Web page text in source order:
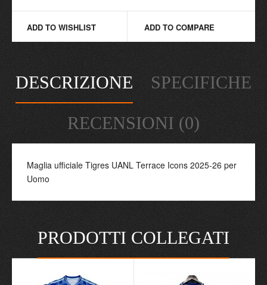
ADD TO WISHLIST ADD TO COMPARE
DESCRIZIONE SPECIFICHE
RECENSIONI (0)
Maglia ufficiale Tigres UANL Terrace Icons 2025-26 per
Uomo
PRODOTTI COLLEGATI